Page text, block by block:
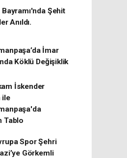
Şehit
Anıldı.
İmar
Köklü Değişiklik
İskender
ile
Tablo
Spor Şehri
Görkemli